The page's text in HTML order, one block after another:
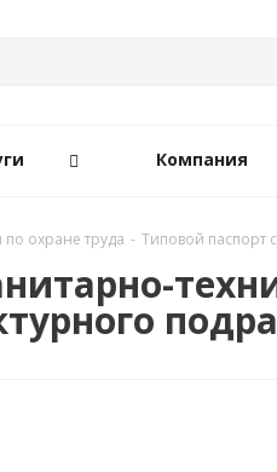
Компания
охране труда - Типовой паспорт